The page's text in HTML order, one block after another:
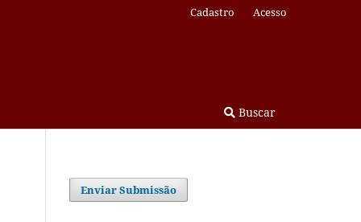
Buscar
Cadastro Acesso
Enviar Submissão